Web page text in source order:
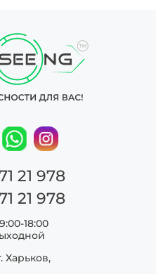
21 978
21 978
18:00
Харьков,